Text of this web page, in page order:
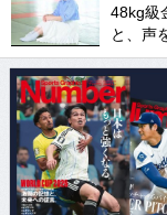
48kg級
と、声